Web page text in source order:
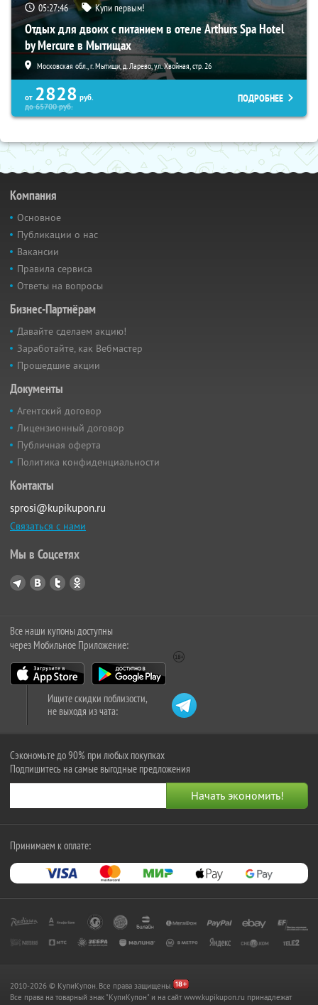
05:27:45 Купи первым!
Отдых для двоих с питанием в отеле Arthurs Spa Hotel
by Mercure в Мытищах
Московская обл., г. Мытищи, д. Ларево, ул. Хвойная, стр. 26
от 2828 руб.
до65700руб.
ПОДРОБНЕЕ
Компания
Основное
Публикации о нас
Вакансии
Правила сервиса
Ответы на вопросы
Бизнес-Партнёрам
Давайте сделаем акцию!
Заработайте, как Вебмастер
Прошедшие акции
Документы
Агентский договор
Лицензионный договор
Публичная оферта
Политика конфиденциальности
Контакты
sprosi@kupikupon.ru
Связаться с нами
Мы в Соцсетях
Все наши купоны доступны
через Мобильное Приложение:
Ищите скидки поблизости,
не выходя из чата:
Сэкономьте до 90% при любых покупках
Подпишитесь на самые выгодные предложения
Принимаем к оплате:
2010-2026 © КупиКупон. Все права защищены.
Все права на товарный знак "КупиКупон" и на сайт www.kupikupon.ru принадлежат